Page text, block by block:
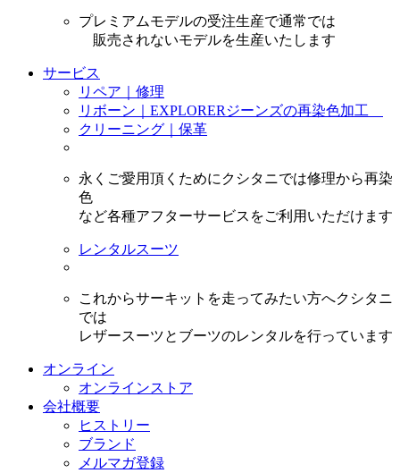
プレミアムモデルの受注生産で通常では
販売されないモデルを生産いたします
サービス
リペア｜修理
リボーン｜EXPLORERジーンズの再染色加工
クリーニング｜保革
永くご愛用頂くためにクシタニでは修理から再染
色
など各種アフターサービスをご利用いただけます
レンタルスーツ
これからサーキットを走ってみたい方へクシタニ
では
レザースーツとブーツのレンタルを行っています
オンライン
オンラインストア
会社概要
ヒストリー
ブランド
メルマガ登録